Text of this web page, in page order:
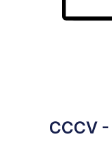
CCCV